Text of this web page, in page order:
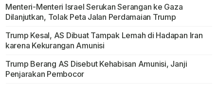
Menteri-Menteri Israel Serukan Serangan ke Gaza
Dilanjutkan, Tolak Peta Jalan Perdamaian Trump
Trump Kesal, AS Dibuat Tampak Lemah di Hadapan Iran
karena Kekurangan Amunisi
Trump Berang AS Disebut Kehabisan Amunisi, Janji
Penjarakan Pembocor